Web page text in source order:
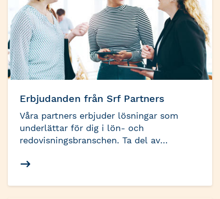
Erbjudanden från Srf Partners
Våra partners erbjuder lösningar som
underlättar för dig i lön- och
redovisningsbranschen. Ta del av
för dig och din verksamhet.